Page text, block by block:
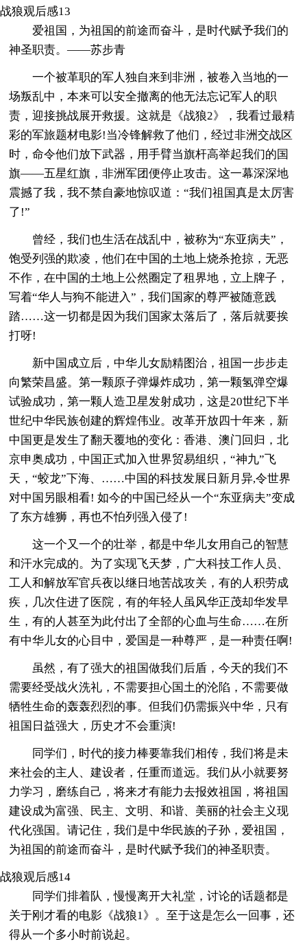
战狼观后感13
爱祖国，为祖国的前途而奋斗，是时代赋予我们的
神圣职责。——苏步青
一个被革职的军人独自来到非洲，被卷入当地的一
场叛乱中，本来可以安全撤离的他无法忘记军人的职
责，迎接挑战展开救援。这就是《战狼2》，我看过最精
彩的军旅题材电影!当冷锋解救了他们，经过非洲交战区
时，命令他们放下武器，用手臂当旗杆高举起我们的国
旗——五星红旗，非洲军团便停止攻击。这一幕深深地
震撼了我，我不禁自豪地惊叹道：“我们祖国真是太厉害
了!”
曾经，我们也生活在战乱中，被称为“东亚病夫”，
饱受列强的欺凌，他们在中国的土地上烧杀抢掠，无恶
不作，在中国的土地上公然圈定了租界地，立上牌子，
写着“华人与狗不能进入”，我们国家的尊严被随意践
踏……这一切都是因为我们国家太落后了，落后就要挨
打呀!
新中国成立后，中华儿女励精图治，祖国一步步走
向繁荣昌盛。第一颗原子弹爆炸成功，第一颗氢弹空爆
试验成功，第一颗人造卫星发射成功，这是20世纪下半
世纪中华民族创建的辉煌伟业。改革开放四十年来，新
中国更是发生了翻天覆地的变化：香港、澳门回归，北
京申奥成功，中国正式加入世界贸易组织，“神九”飞
天，“蛟龙”下海、……中国的科技发展日新月异,令世界
对中国另眼相看! 如今的中国已经从一个“东亚病夫”变成
了东方雄狮，再也不怕列强入侵了!
这一个又一个的壮举，都是中华儿女用自己的智慧
和汗水完成的。为了实现飞天梦，广大科技工作人员、
工人和解放军官兵夜以继日地苦战攻关，有的人积劳成
疾，几次住进了医院，有的年轻人虽风华正茂却华发早
生，有的人甚至为此付出了全部的心血与生命……在所
有中华儿女的心目中，爱国是一种尊严，是一种责任啊!
虽然，有了强大的祖国做我们后盾，今天的我们不
需要经受战火洗礼，不需要担心国土的沦陷，不需要做
牺牲生命的轰轰烈烈的事。但我们仍需振兴中华，只有
祖国日益强大，历史才不会重演!
同学们，时代的接力棒要靠我们相传，我们将是未
来社会的主人、建设者，任重而道远。我们从小就要努
力学习，磨练自己，将来才有能力去报效祖国，将祖国
建设成为富强、民主、文明、和谐、美丽的社会主义现
代化强国。请记住，我们是中华民族的子孙，爱祖国，
为祖国的前途而奋斗，是时代赋予我们的神圣职责。
战狼观后感14
同学们排着队，慢慢离开大礼堂，讨论的话题都是
关于刚才看的电影《战狼1》。至于这是怎么一回事，还
得从一个多小时前说起。